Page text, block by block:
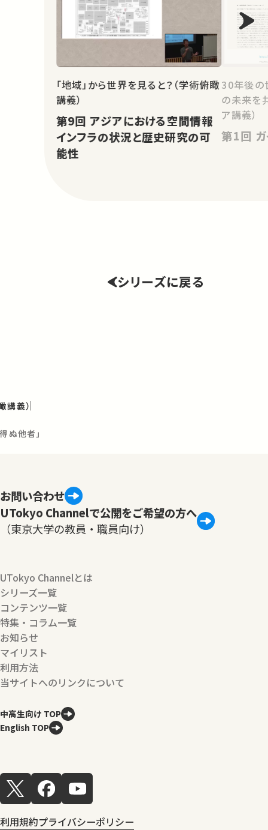
「地域」から世界を見ると？（学術俯瞰
講義）
第9回 アジアにおける空間情報
インフラの状況と歴史研究の可
能性
30年後の
の未来を
ア講義）
第
シリーズに戻る
講義）
ぬ他者」
お問い合わせ
UTokyo Channelで公開をご希望の方へ
（東京大学の教員・職員向け）
UTokyo Channelとは
シリーズ一覧
コンテンツ一覧
特集・コラム一覧
お知らせ
マイリスト
利用方法
当サイトへのリンクについて
中高生向け TOP
English TOP
利用規約プライバシーポリシー